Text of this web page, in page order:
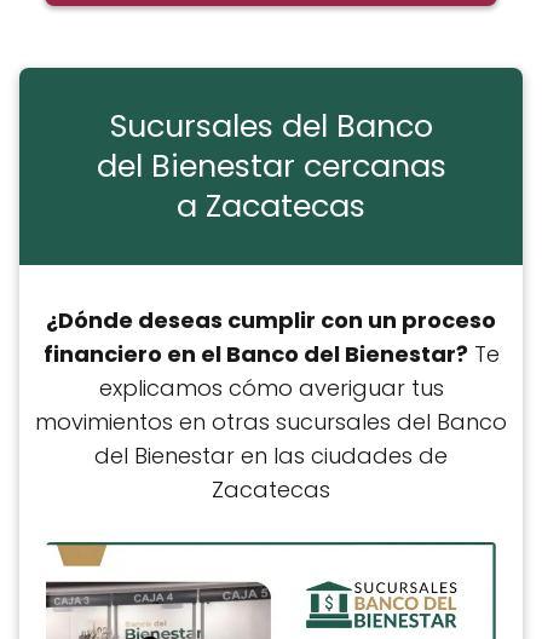
Sucursales del Banco
del Bienestar cercanas
a Zacatecas
¿Dónde deseas cumplir con un proceso
financiero en el Banco del Bienestar? Te
explicamos cómo averiguar tus
movimientos en otras sucursales del Banco
del Bienestar en las ciudades de
Zacatecas